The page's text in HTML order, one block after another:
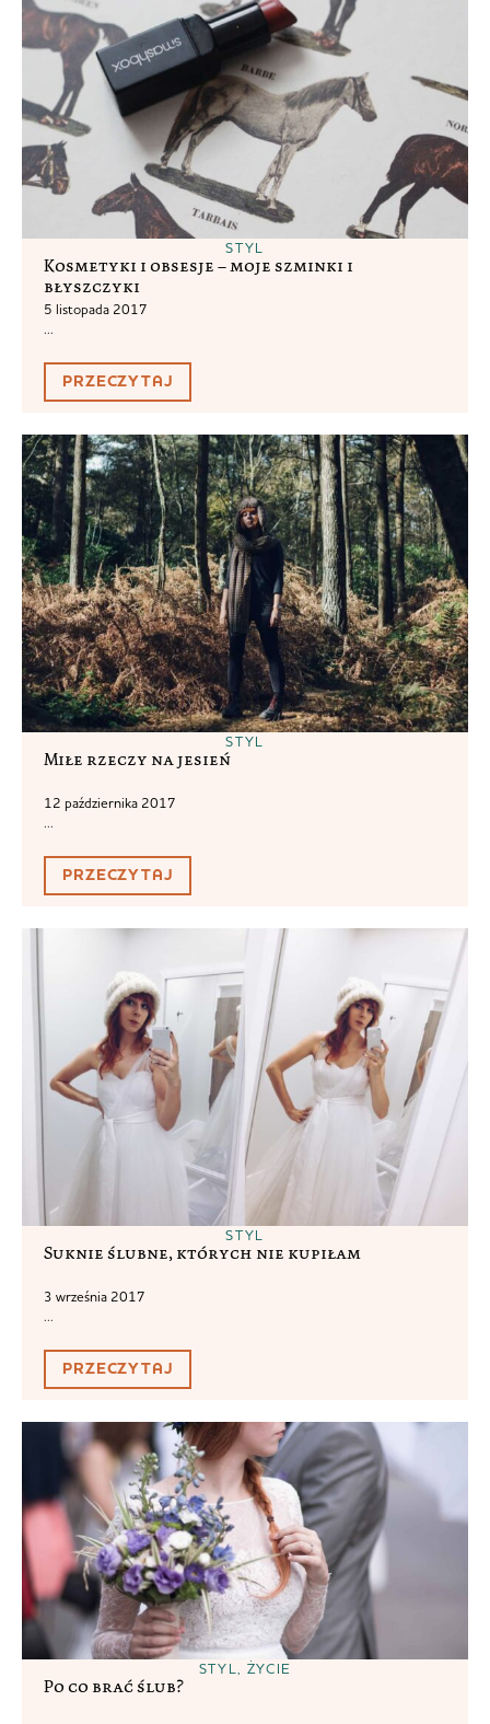
STYL
Kosmetyki i obsesje – moje szminki i
błyszczyki
5 listopada 2017
...
PRZECZYTAJ
STYL
Miłe rzeczy na jesień
12 października 2017
...
PRZECZYTAJ
STYL
Suknie ślubne, których nie kupiłam
3 września 2017
...
PRZECZYTAJ
STYL ŻYCIE
Po co brać ślub?